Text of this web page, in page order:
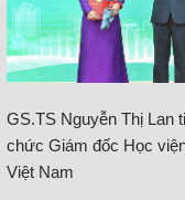
GS.TS Nguyễn Thị Lan
chức Giám đốc Học
Việt Nam